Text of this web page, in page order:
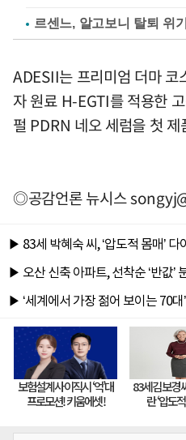
르센느, 알고보니 탈퇴 위
ADESII는 프리미엄 더마 코
자 원료 H-EGTI를 적용한
펄 PDRN 네오 세럼을 첫
◎공감언론 뉴시스